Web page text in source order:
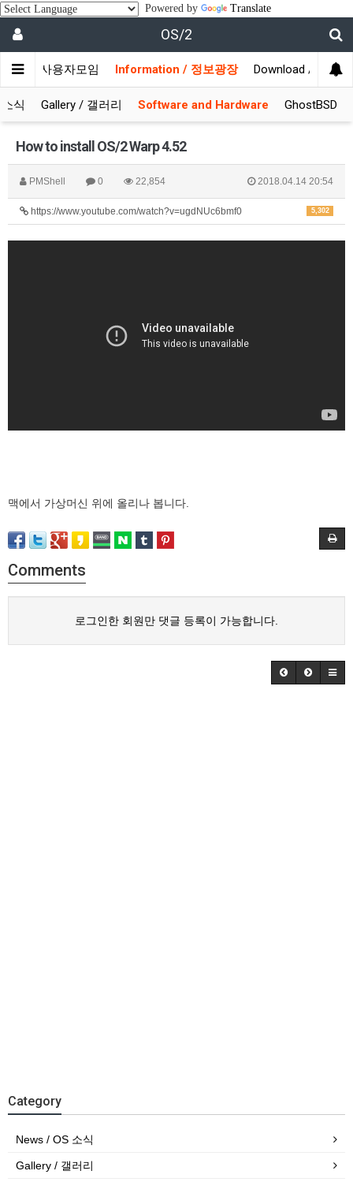
Powered by Translate
OS/2
/ 사용자모임 Information / 정보광장 Download / 자료실
식 Gallery / 갤러리 Software and Hardware GhostBSD
How to install OS/2 Warp 4.52
PMShell 0 22,854 2018.04.14 20:54
5,302
https://www.youtube.com/watch?v=ugdNUc6bmf0
맥에서 가상머신 위에 올리나 봅니다.
Comments
로그인한 회원만 댓글 등록이 가능합니다.
Category
News / OS 소식
Gallery / 갤러리